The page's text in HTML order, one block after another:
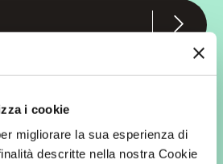
i cookie
migliorare la sua esperienza di
descritte nella nostra Cookie
avendo letto l’informativa
- quali ad es. newsletter ed e-mail